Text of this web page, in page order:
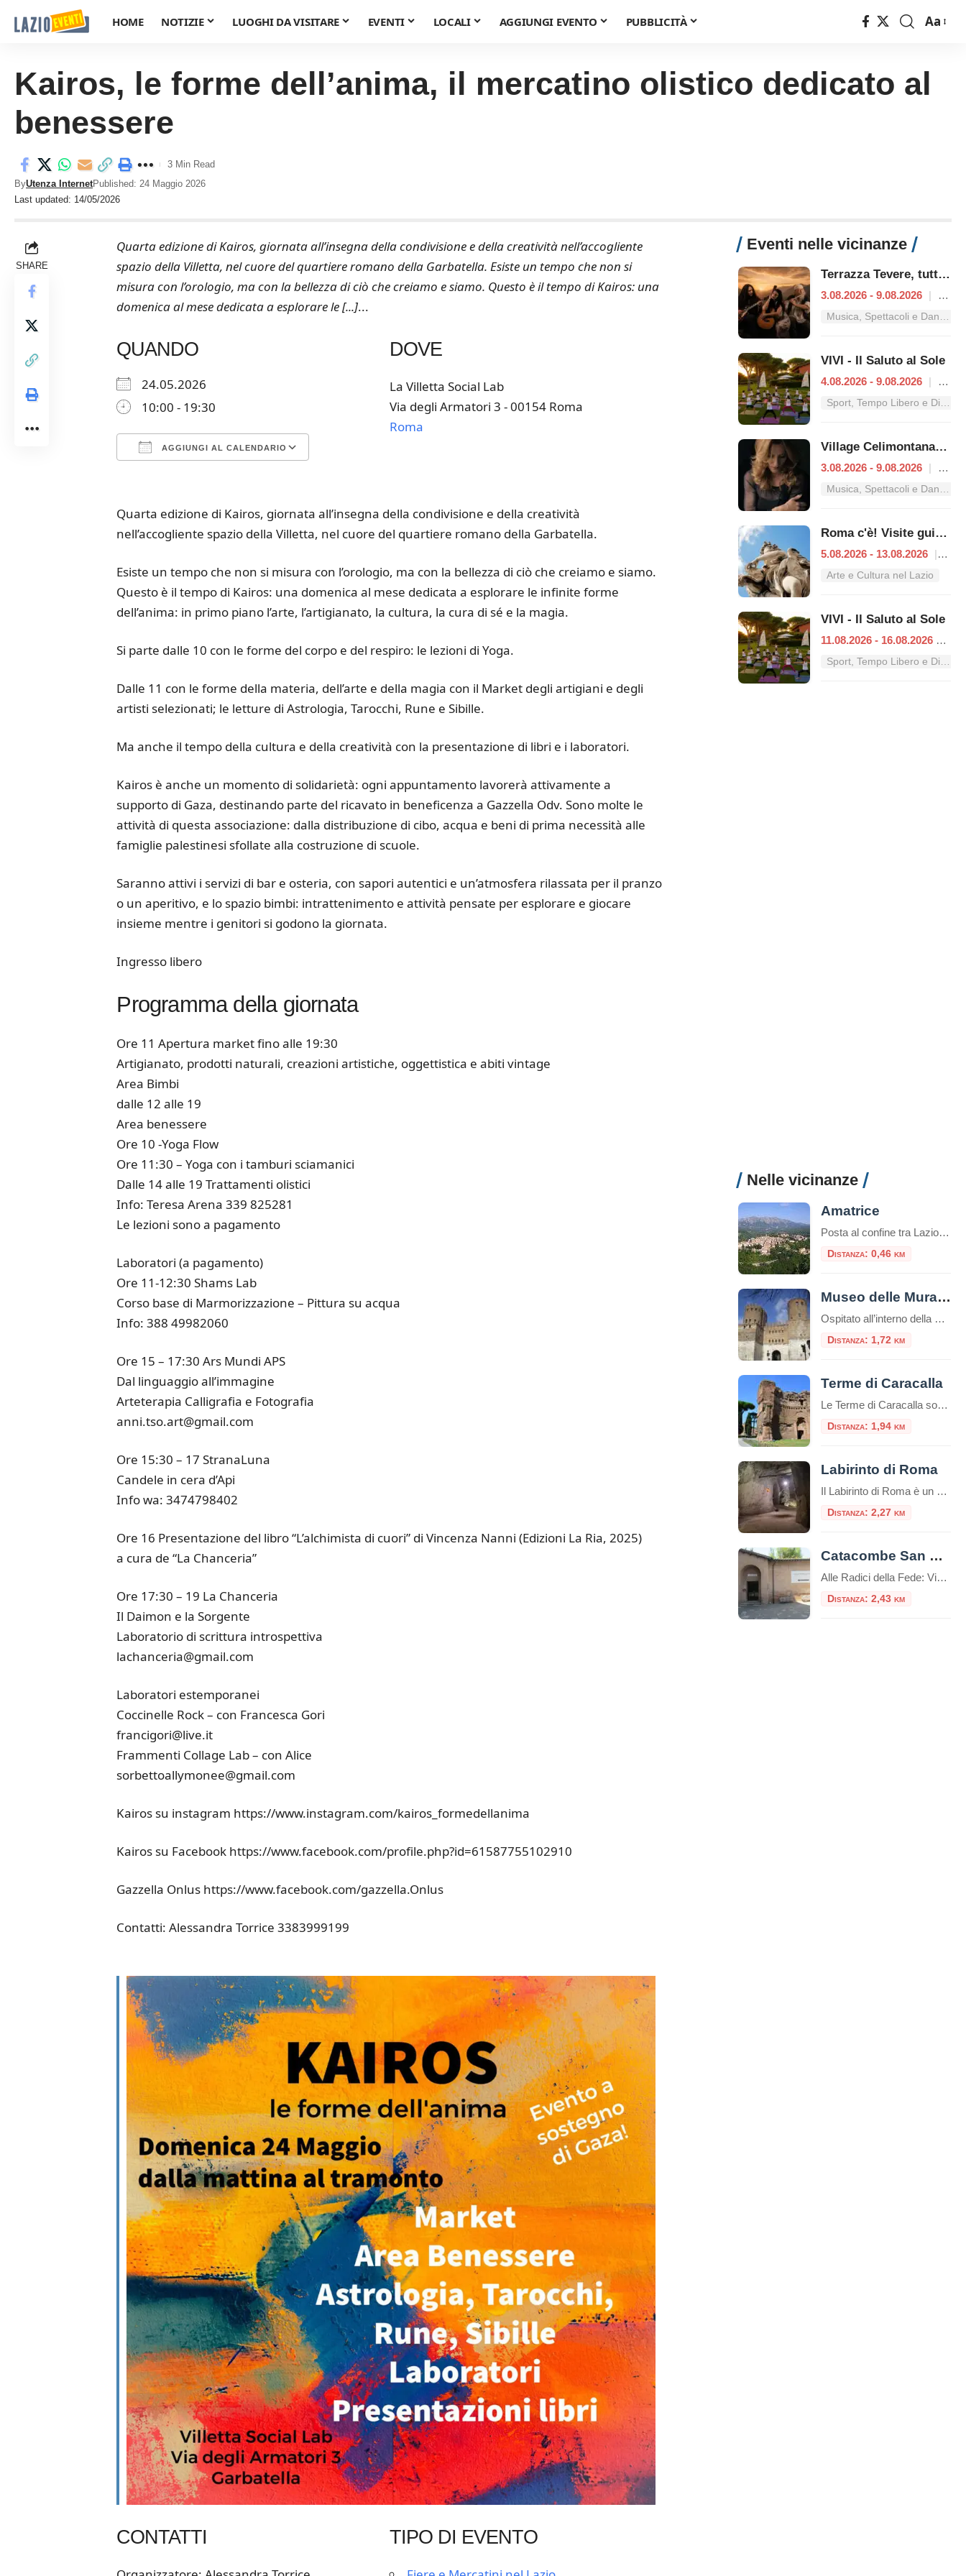
HOME NOTIZIE LUOGHI DA VISITARE EVENTI LOCALI AGGIUNGI EVENTO PUBBLICITÀ
Font
Aa
Kairos, le forme dell’anima, il mercatino olistico dedicato al
benessere
Last updated: 14/05/2026
ByUtenza InternetPublished: 24 Maggio 2026
3 Min Read
SHARE
Quarta edizione di Kairos, giornata all’insegna della condivisione e della creatività nell’accogliente
spazio della Villetta, nel cuore del quartiere romano della Garbatella. Esiste un tempo che non si
misura con l’orologio, ma con la bellezza di ciò che creiamo e siamo. Questo è il tempo di Kairos: una
domenica al mese dedicata a esplorare le [...]...
QUANDO
24.05.2026
10:00 - 19:30
AGGIUNGI AL CALENDARIO
DOVE
La Villetta Social Lab
Via degli Armatori 3 - 00154 Roma
Roma
Quarta edizione di Kairos, giornata all’insegna della condivisione e della creatività
nell’accogliente spazio della Villetta, nel cuore del quartiere romano della Garbatella.
Esiste un tempo che non si misura con l’orologio, ma con la bellezza di ciò che creiamo e siamo.
Questo è il tempo di Kairos: una domenica al mese dedicata a esplorare le infinite forme
dell’anima: in primo piano l’arte, l’artigianato, la cultura, la cura di sé e la magia.
Si parte dalle 10 con le forme del corpo e del respiro: le lezioni di Yoga.
Dalle 11 con le forme della materia, dell’arte e della magia con il Market degli artigiani e degli
artisti selezionati; le letture di Astrologia, Tarocchi, Rune e Sibille.
Ma anche il tempo della cultura e della creatività con la presentazione di libri e i laboratori.
Kairos è anche un momento di solidarietà: ogni appuntamento lavorerà attivamente a
supporto di Gaza, destinando parte del ricavato in beneficenza a Gazzella Odv. Sono molte le
attività di questa associazione: dalla distribuzione di cibo, acqua e beni di prima necessità alle
famiglie palestinesi sfollate alla costruzione di scuole.
Saranno attivi i servizi di bar e osteria, con sapori autentici e un’atmosfera rilassata per il pranzo
o un aperitivo, e lo spazio bimbi: intrattenimento e attività pensate per esplorare e giocare
insieme mentre i genitori si godono la giornata.
Ingresso libero
Programma della giornata
Ore 11 Apertura market fino alle 19:30
Artigianato, prodotti naturali, creazioni artistiche, oggettistica e abiti vintage
Area Bimbi
dalle 12 alle 19
Area benessere
Ore 10 -Yoga Flow
Ore 11:30 – Yoga con i tamburi sciamanici
Dalle 14 alle 19 Trattamenti olistici
Info: Teresa Arena 339 825281
Le lezioni sono a pagamento
Laboratori (a pagamento)
Ore 11-12:30 Shams Lab
Corso base di Marmorizzazione – Pittura su acqua
Info: 388 49982060
Ore 15 – 17:30 Ars Mundi APS
Dal linguaggio all’immagine
Arteterapia Calligrafia e Fotografia
anni.tso.art@gmail.com
Ore 15:30 – 17 StranaLuna
Candele in cera d’Api
Info wa: 3474798402
Ore 16 Presentazione del libro “L’alchimista di cuori” di Vincenza Nanni (Edizioni La Ria, 2025)
a cura de “La Chanceria”
Ore 17:30 – 19 La Chanceria
Il Daimon e la Sorgente
Laboratorio di scrittura introspettiva
lachanceria@gmail.com
Laboratori estemporanei
Coccinelle Rock – con Francesca Gori
francigori@live.it
Frammenti Collage Lab – con Alice
sorbettoallymonee@gmail.com
Kairos su instagram https://www.instagram.com/kairos_formedellanima
Kairos su Facebook https://www.facebook.com/profile.php?id=61587755102910
Gazzella Onlus https://www.facebook.com/gazzella.Onlus
Contatti: Alessandra Torrice 3383999199
CONTATTI TIPO DI EVENTO
Eventi nelle vicinanze
Terrazza Tevere, tutti i concerti dal 3 al 9 agosto
3.08.2026 - 9.08.2026 |
Musica, Spettacoli e Danza nel Lazio
VIVI - Il Saluto al Sole
4.08.2026 - 9.08.2026 |
Sport, Tempo Libero e Divertimento nel Lazio
Village Celimontana: gli appuntamenti dal 3 al 9 agosto
3.08.2026 - 9.08.2026 |
Musica, Spettacoli e Danza nel Lazio
Roma c'è! Visite guidate (anche per bambini) dal 5 al 13 agosto 2026
5.08.2026 - 13.08.2026 |
Arte e Cultura nel Lazio
VIVI - Il Saluto al Sole
11.08.2026 - 16.08.2026 |
Sport, Tempo Libero e Divertimento nel Lazio
Nelle vicinanze
Amatrice
Posta al confine tra Lazio e Abruzzo, si trova Amatrice (955 s.l.m.). Il territorio si articola in un altipiano centrale, tra i 900 e i 1000 metri, ospitante il lago Scandarello e le numerose frazioni che le fanno da contorno.
Distanza: 0,46 km
Museo delle Mura – Porta San Sebastiano
Ospitato all’interno della Porta San Sebastiano delle mura Aureliane, il Museo delle Mura è stato realizzato nel 1990 ed offre ai visitatori un itinerario didattico che ripercorre la storia delle fortificazioni della città, dall’età regia e re
Distanza: 1,72 km
Terme di Caracalla
Le Terme di Caracalla sono uno dei siti archeologici più importanti e impressionanti di Roma, Italia.Queste terme furono costruite durante il regno dell’imperatore romano Caracalla, il cui nome è associato al loro nome.La costruzione delle Terme di Caracalla iniziò nel 212 d.C. e fu completata nel 216 d.C. durante i regni degli imperatori Settimio Severo […]
Distanza: 1,94 km
Labirinto di Roma
Il Labirinto di Roma è un sistema di gallerie sotterranee che si estende per circa 5 km, di cui 1,5 km sono accessibili al pubblico tramite visite guidate a piedi o in bicicletta. Queste gallerie furono originariamente scavate a partire dal I secolo d.C. per l’estrazione di materiali da costruzione, come la pozzolana, utilizzati nella […]
Distanza: 2,27 km
Catacombe San Sebastiano
Alle Radici della Fede: Viaggio nelle Catacombe di San Sebastiano sull’Appia Antica Immerse nel verde suggestivo della Via Appia Antica, le Catacombe di San Sebastiano rappresentano una delle testimonianze più affascinanti e stratificate della Roma cristiana e pagana. Questo luogo non è solo un cimitero sotterraneo, ma uno scrigno di storia che custodisce la memoria […]
Distanza: 2,43 km